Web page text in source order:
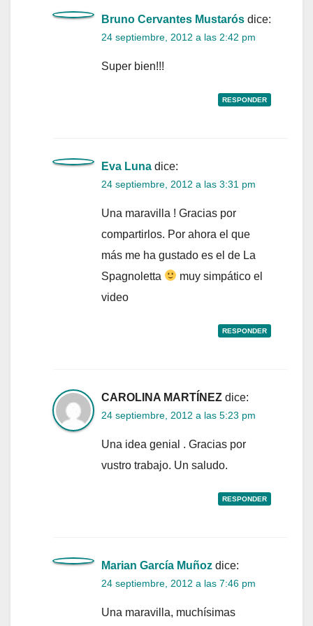
Bruno Cervantes Mustarós dice:
24 septiembre, 2012 a las 2:42 pm
Super bien!!!
RESPONDER
Eva Luna dice:
24 septiembre, 2012 a las 3:31 pm
Una maravilla ! Gracias por
compartirlos. Por ahora el que
más me ha gustado es el de La
Spagnoletta
muy simpático el
video
RESPONDER
CAROLINA MARTÍNEZ dice:
24 septiembre, 2012 a las 5:23 pm
Una idea genial . Gracias por
vustro trabajo. Un saludo.
RESPONDER
Marian García Muñoz dice:
24 septiembre, 2012 a las 7:46 pm
Una maravilla, muchísimas